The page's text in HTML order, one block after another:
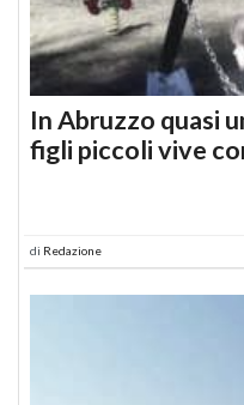
In Abruzzo quasi
figli piccoli vive
di Redazione